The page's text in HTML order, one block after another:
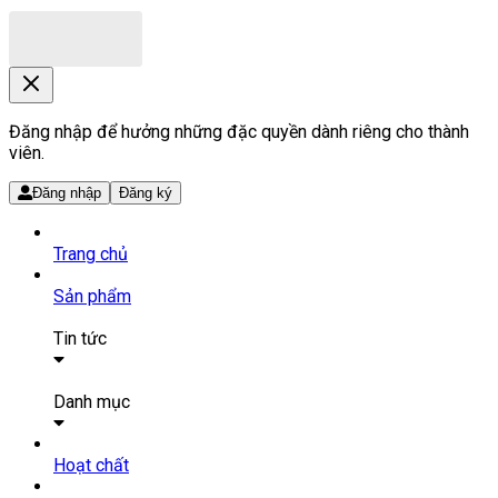
Đăng nhập để hưởng những đặc quyền dành riêng cho thành
viên.
Đăng nhập Đăng ký
Trang chủ
Sản phẩm
Tin tức
Tin tức
Danh mục
SẢN PHẨM THUỐC
Hoạt chất